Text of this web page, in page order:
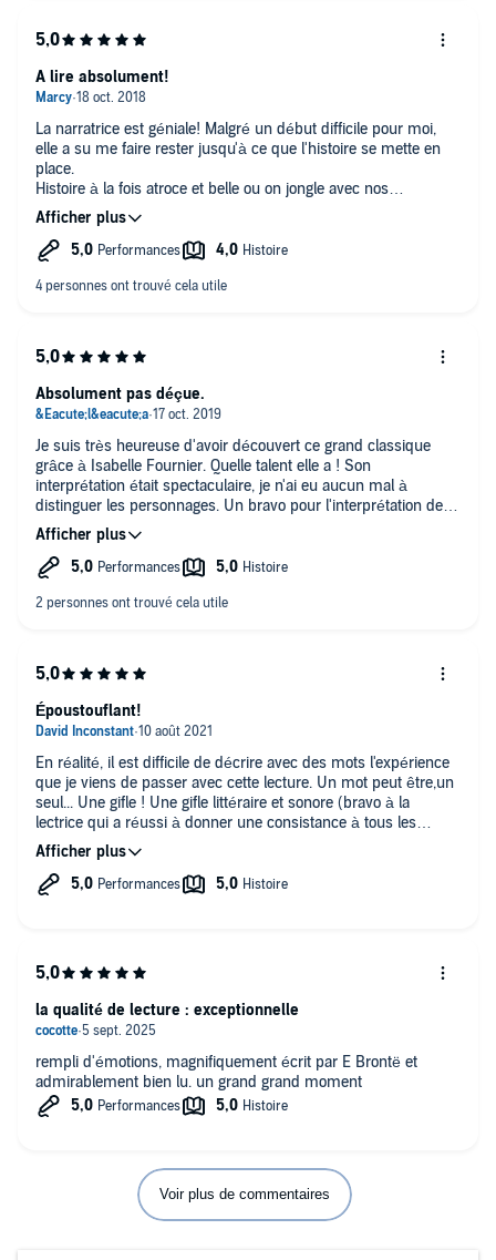
La narratrice est géniale! Malgré un début difficile pour moi,
elle a su me faire rester jusqu'à ce que l'histoire se mette en
place.
Histoire à la fois atroce et belle ou on jongle avec nos
sentiments. Pourtant il est aisé de se reconnaître dans toutes
leurs passions.
A lire absolument!
Je suis très heureuse d'avoir découvert ce grand classique
grâce à Isabelle Fournier. Quelle talent elle a ! Son
interprétation était spectaculaire, je n'ai eu aucun mal à
distinguer les personnages. Un bravo pour l'interprétation de
Joseph, drôle et glaçante ! Et puis cette histoire est vraiment un
chef d'œuvre, elle est à lire ou à écouter absolument.
Absolument pas déçue.
En réalité, il est difficile de décrire avec des mots l'expérience
que je viens de passer avec cette lecture. Un mot peut être,un
seul... Une gifle ! Une gifle littéraire et sonore (bravo à la
lectrice qui a réussi à donner une consistance à tous les
personnages du roman, son travail est une réelle
performance). Je dois préciser que je n'avais jamais lu les
hauts auparavant, c'est donc une première pour moi. Mais quel
Époustouflant!
rempli d'émotions, magnifiquement écrit par E Brontë et
admirablement bien lu. un grand grand moment
la qualité de lecture : exceptionnelle
Voir plus de commentaires